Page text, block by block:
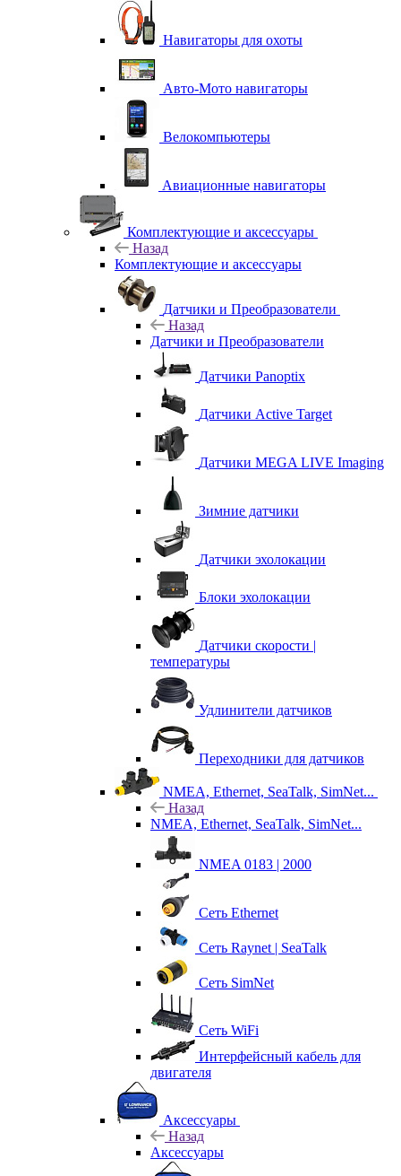
Навигаторы для охоты
Авто-Мото навигаторы
Велокомпьютеры
Авиационные навигаторы
Комплектующие и аксессуары
Назад
Комплектующие и аксессуары
Датчики и Преобразователи
Назад
Датчики и Преобразователи
Датчики Panoptix
Датчики Active Target
Датчики MEGA LIVE Imaging
Зимние датчики
Датчики эхолокации
Блоки эхолокации
Датчики скорости |
температуры
Удлинители датчиков
Переходники для датчиков
NMEA, Ethernet, SeaTalk, SimNet...
Назад
NMEA, Ethernet, SeaTalk, SimNet...
NMEA 0183 | 2000
Сеть Ethernet
Сеть Raynet | SeaTalk
Сеть SimNet
Сеть WiFi
Интерфейсный кабель для
двигателя
Аксессуары
Назад
Аксессуары